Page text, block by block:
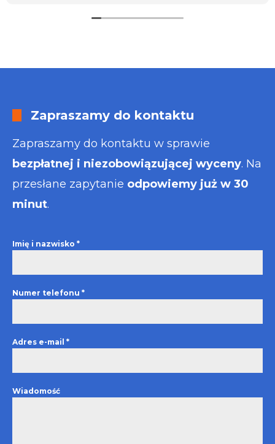
Zapraszamy do kontaktu
Zapraszamy do kontaktu w sprawie
bezpłatnej i niezobowiązującej wyceny. Na
przesłane zapytanie odpowiemy już w 30
minut.
Imię i nazwisko *
Numer telefonu *
Adres e-mail *
Wiadomość